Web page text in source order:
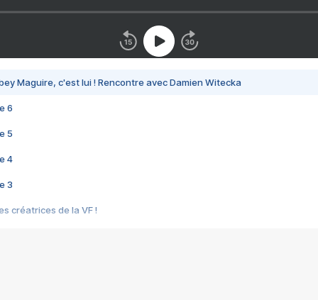
Maguire, c'est lui ! Rencontre avec Damien Witecka
6
5
4
3
créatrices de la VF !